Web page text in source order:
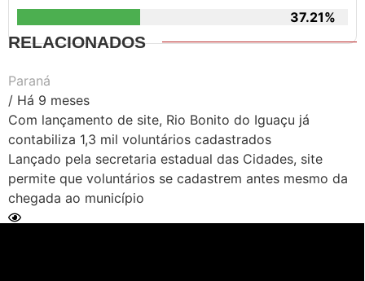
37.21%
RELACIONADOS
Paraná
/ Há 9 meses
Com lançamento de site, Rio Bonito do Iguaçu já
contabiliza 1,3 mil voluntários cadastrados
Lançado pela secretaria estadual das Cidades, site
permite que voluntários se cadastrem antes mesmo da
chegada ao município